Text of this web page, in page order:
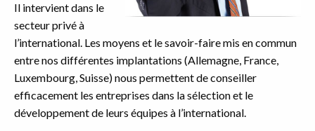
Il intervient dans le
secteur privé à
l’international. Les moyens et le savoir-faire mis en commun
entre nos différentes implantations (Allemagne, France,
Luxembourg, Suisse) nous permettent de conseiller
efficacement les entreprises dans la sélection et le
développement de leurs équipes à l’international.